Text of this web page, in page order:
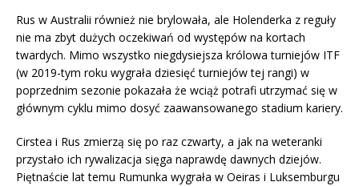
Rus w Australii również nie brylowała, ale Holenderka z reguły
nie ma zbyt dużych oczekiwań od występów na kortach
twardych. Mimo wszystko niegdysiejsza królowa turniejów ITF
(w 2019-tym roku wygrała dziesięć turniejów tej rangi) w
poprzednim sezonie pokazała że wciąż potrafi utrzymać się w
głównym cyklu mimo dosyć zaawansowanego stadium kariery.
Cirstea i Rus zmierzą się po raz czwarty, a jak na weteranki
przystało ich rywalizacja sięga naprawdę dawnych dziejów.
Piętnaście lat temu Rumunka wygrała w Oeiras i Luksemburgu